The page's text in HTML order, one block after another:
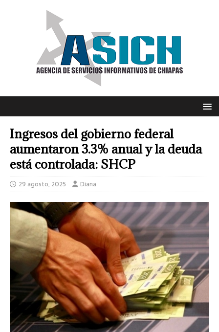
Ingresos del gobierno federal
aumentaron 3.3% anual y la deuda
está controlada: SHCP
29 agosto, 2025 Diana